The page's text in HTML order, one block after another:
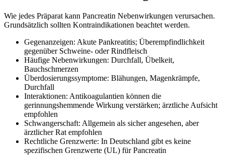
Wie jedes Präparat kann Pancreatin Nebenwirkungen verursachen.
Grundsätzlich sollten Kontraindikationen beachtet werden.
Gegenanzeigen: Akute Pankreatitis; Überempfindlichkeit
gegenüber Schweine- oder Rindfleisch
Häufige Nebenwirkungen: Durchfall, Übelkeit,
Bauchschmerzen
Überdosierungssymptome: Blähungen, Magenkrämpfe,
Durchfall
Interaktionen: Antikoagulantien können die
gerinnungshemmende Wirkung verstärken; ärztliche Aufsicht
empfohlen
Schwangerschaft: Allgemein als sicher angesehen, aber
ärztlicher Rat empfohlen
Rechtliche Grenzwerte: In Deutschland gibt es keine
spezifischen Grenzwerte (UL) für Pancreatin